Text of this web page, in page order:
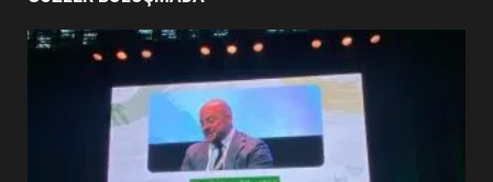
EİB’DE KRİTİK ATAMA:
SÜRDÜRÜLEBİLİRLİKTE NE
DEĞİŞECEK?